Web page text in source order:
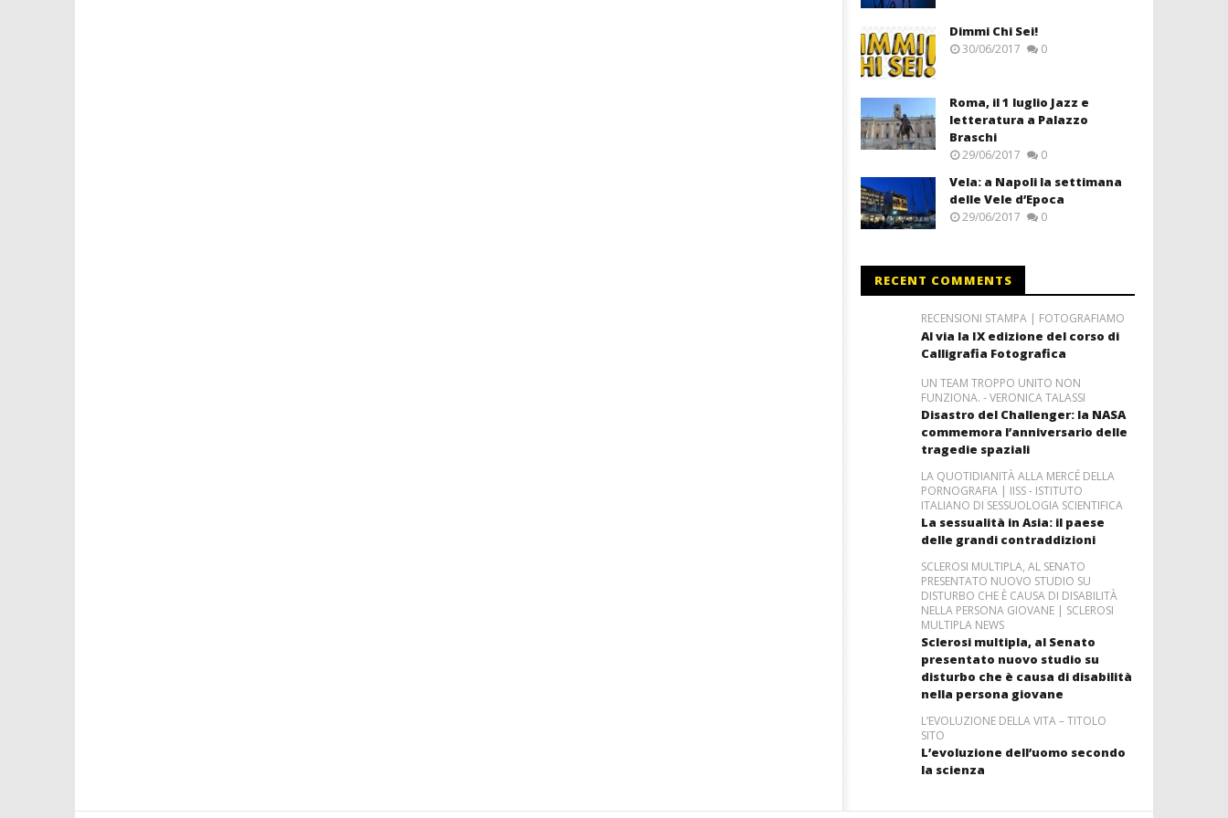
Dimmi Chi Sei!
30/06/2017 0
Roma, il 1 luglio Jazz e
letteratura a Palazzo
Braschi
29/06/2017 0
Vela: a Napoli la settimana
delle Vele d’Epoca
29/06/2017 0
RECENT COMMENTS
RECENSIONI STAMPA | FOTOGRAFIAMO
Al via la IX edizione del corso di
Calligrafia Fotografica
UN TEAM TROPPO UNITO NON
FUNZIONA. - VERONICA TALASSI
Disastro del Challenger: la NASA
commemora l’anniversario delle
tragedie spaziali
LA QUOTIDIANITÀ ALLA MERCÉ DELLA
PORNOGRAFIA | IISS - ISTITUTO
ITALIANO DI SESSUOLOGIA SCIENTIFICA
La sessualità in Asia: il paese
delle grandi contraddizioni
SCLEROSI MULTIPLA, AL SENATO
PRESENTATO NUOVO STUDIO SU
DISTURBO CHE È CAUSA DI DISABILITÀ
NELLA PERSONA GIOVANE | SCLEROSI
MULTIPLA NEWS
Sclerosi multipla, al Senato
presentato nuovo studio su
disturbo che è causa di disabilità
nella persona giovane
L’EVOLUZIONE DELLA VITA – TITOLO
SITO
L’evoluzione dell’uomo secondo
la scienza